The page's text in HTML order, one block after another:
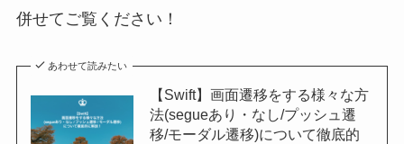
併せてご覧ください！
あわせて読みたい
【Swift】画面遷移をする様々な方
法(segueあり・なし/プッシュ遷
移/モーダル遷移)について徹底的